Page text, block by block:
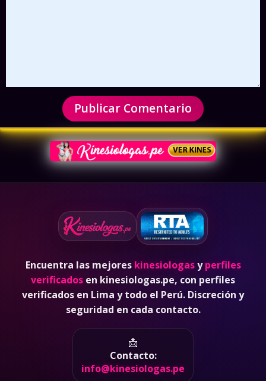
Encuentra las mejores kinesiologasyperfiles
verificados en kinesiologas.pe, con perfiles
verificados en Lima y todo el Perú. Discreción y
seguridad en cada contacto.
📩
Contacto:
info@kinesiologas.pe